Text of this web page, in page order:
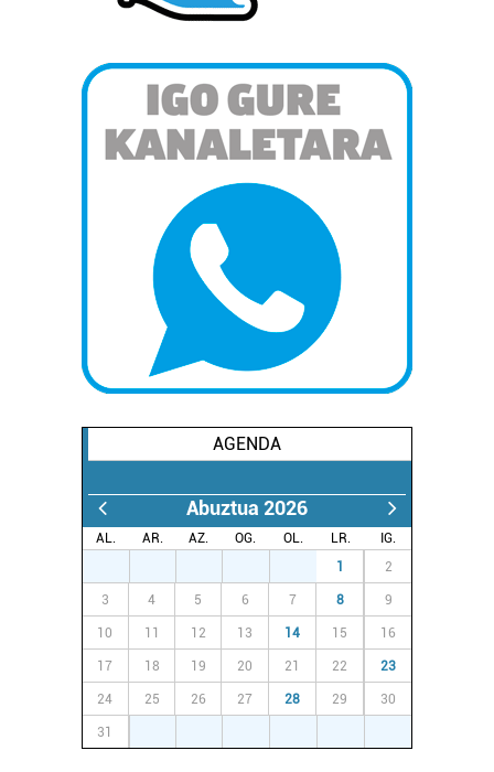
AGENDA
Abuztua 2026
AL. AR. AZ. OG. OL. LR.
IG.
1 2
3 4 5 6 7 8 9
10 11 12 13 14 15 16
17 18 19 20 21 22 23
24 25 26 27 28 29 30
31